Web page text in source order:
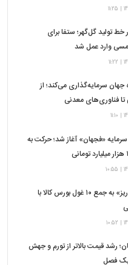
خط تولید گل‌گهر؛ ستفا برای
مسی وارد عمل شد
سرمایه‌گذاری می‌کند؛ از
تا فناوری‌های معدنی
«فجهان» آغاز شد؛ حرکت به
صعود «غدیر نی‌ریز» به جمع ۱۰ غول بورس کالا با
رشد قیمت بالاتر از تورم و جهش